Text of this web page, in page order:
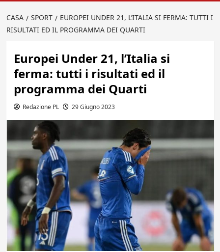
CASA SPORT
EUROPEI UNDER 21, L’ITALIA SI FERMA: TUTTI I
RISULTATI ED IL PROGRAMMA DEI QUARTI
Europei Under 21, l’Italia si
ferma: tutti i risultati ed il
programma dei Quarti
Redazione PL 29 Giugno 2023